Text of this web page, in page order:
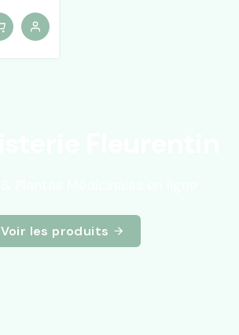
Voir les produits